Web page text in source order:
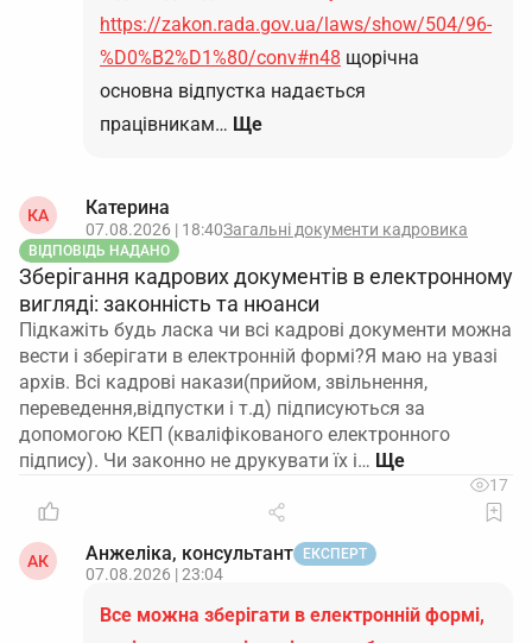
https://zakon.rada.gov.ua/laws/show/504/96-
%D0%B2%D1%80/conv#n48 щорічна
основна відпустка надається
працівникам… Ще
КА Катерина
07.08.2026 | 18:40Загальні документи кадровика
ВІДПОВІДЬ НАДАНО
Зберігання кадрових документів в електронному
вигляді: законність та нюанси
Підкажіть будь ласка чи всі кадрові документи можна
вести і зберігати в електронній формі?Я маю на увазі
архів. Всі кадрові накази(прийом, звільнення,
переведення,відпустки і т.д) підписуються за
допомогою КЕП (кваліфікованого електронного
підпису). Чи законно не друкувати їх і…
17
АК Анжеліка, консультант ЕКСПЕРТ
07.08.2026 | 23:04
Все можна зберігати в електронній формі,